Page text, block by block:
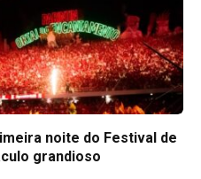
noite do Festival de
grandioso